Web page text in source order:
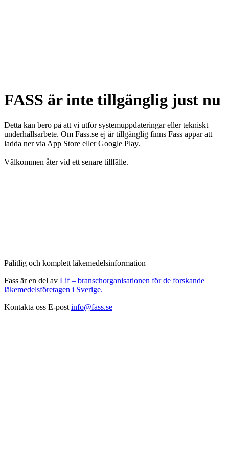
FASS är inte tillgänglig just nu
Detta kan bero på att vi utför systemuppdateringar eller tekniskt
underhållsarbete. Om Fass.se ej är tillgänglig finns Fass appar att
ladda ner via App Store eller Google Play.
Välkommen åter vid ett senare tillfälle.
Pålitlig och komplett läkemedelsinformation
Fass är en del av Lif – branschorganisationen för de forskande
läkemedelsföretagen i Sverige.
Kontakta oss E-post info@fass.se